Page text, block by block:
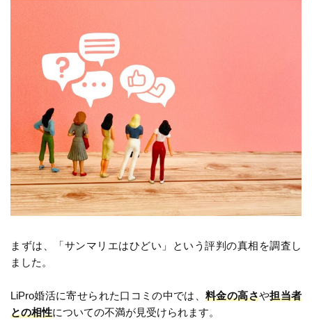
まずは、「サンマリエはひどい」という評判の真相を調査し
ました。
LiPro婚活に寄せられた口コミの中では、料金の高さや担当者
との相性についての不満が見受けられます。